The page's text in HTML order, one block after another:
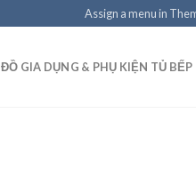
Assign a menu in
ĐỒ GIA DỤNG & PHỤ KIỆN TỦ BẾP